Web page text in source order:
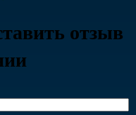
отзыв